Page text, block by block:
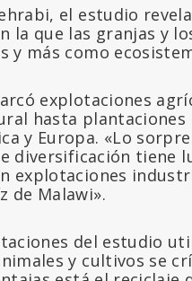
el estudio
la que las granjas y
y más como
explotaciones
hasta
y Europa. «Lo
diversificación tiene
explotaciones
de Malawi».
del estudio
y cultivos se